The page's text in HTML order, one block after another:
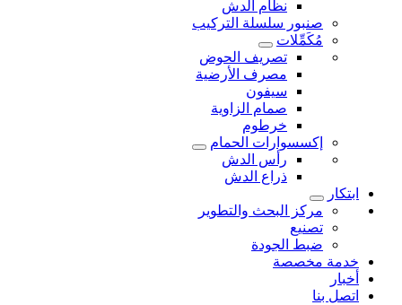
نظام الدش
صنبور سلسلة التركيب
مُكَمِّلات
تصريف الحوض
مصرف الأرضية
سيفون
صمام الزاوية
خرطوم
إكسسوارات الحمام
رأس الدش
ذراع الدش
ابتكار
مركز البحث والتطوير
تصنيع
ضبط الجودة
خدمة مخصصة
أخبار
اتصل بنا